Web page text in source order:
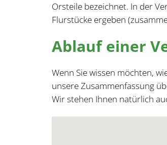
Orsteile bezeichnet. In der
Flurstücke ergeben
Ablauf einer
Wenn Sie wissen möchten,
unsere Zusammenfassung
Wir stehen Ihnen natürlich